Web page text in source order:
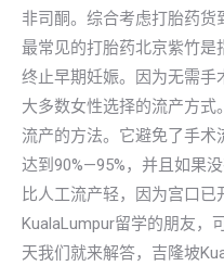
非司酮。综合考虑打胎药货
最常见的打胎药北京紫竹是
终止早期妊娠。因为无需手
大多数女性选择的流产方式
流产的方法。它避免了手
达到90%—95%，并且如果
比人工流产轻，因为宫口
KualaLumpur留学的朋友，
天我们就来解答，吉隆坡